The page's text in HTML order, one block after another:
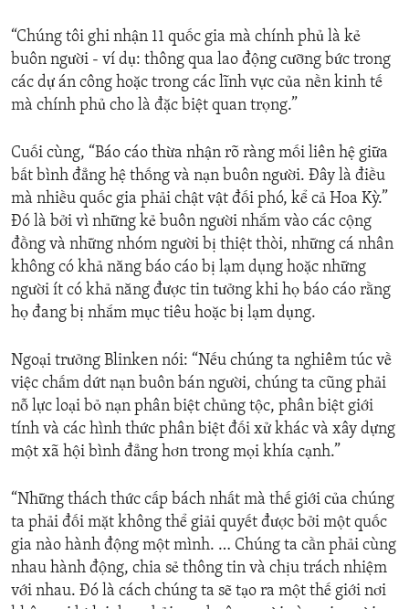
“Chúng tôi ghi nhận 11 quốc gia mà chính phủ là kẻ
buôn người - ví dụ: thông qua lao động cưỡng bức trong
các dự án công hoặc trong các lĩnh vực của nền kinh tế
mà chính phủ cho là đặc biệt quan trọng.”
Cuối cùng, “Báo cáo thừa nhận rõ ràng mối liên hệ giữa
bất bình đẳng hệ thống và nạn buôn người. Đây là điều
mà nhiều quốc gia phải chật vật đối phó, kể cả Hoa Kỳ.”
Đó là bởi vì những kẻ buôn người nhắm vào các cộng
đồng và những nhóm người bị thiệt thòi, những cá nhân
không có khả năng báo cáo bị lạm dụng hoặc những
người ít có khả năng được tin tưởng khi họ báo cáo rằng
họ đang bị nhắm mục tiêu hoặc bị lạm dụng.
Ngoại trưởng Blinken nói: “Nếu chúng ta nghiêm túc về
việc chấm dứt nạn buôn bán người, chúng ta cũng phải
nỗ lực loại bỏ nạn phân biệt chủng tộc, phân biệt giới
tính và các hình thức phân biệt đối xử khác và xây dựng
một xã hội bình đẳng hơn trong mọi khía cạnh.”
“Những thách thức cấp bách nhất mà thế giới của chúng
ta phải đối mặt không thể giải quyết được bởi một quốc
gia nào hành động một mình. … Chúng ta cần phải cùng
nhau hành động, chia sẻ thông tin và chịu trách nhiệm
với nhau. Đó là cách chúng ta sẽ tạo ra một thế giới nơi